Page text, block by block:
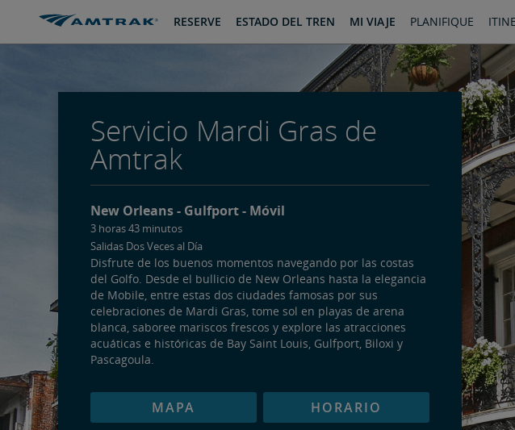
saltar
saltar RESERVE ESTADO DEL TREN MI VIAJE PLANIFIQUE
Servicio Mardi Gras de
Amtrak
New Orleans Gulfport Móvil
3 horas 43 minutos
Salidas Dos Veces al Día
Disfrute de los buenos momentos navegando por las costas
del Golfo. Desde el bullicio de New Orleans hasta la elegancia
de Mobile, entre estas dos ciudades famosas por sus
celebraciones de Mardi Gras, tome sol en playas de arena
blanca, saboree mariscos frescos y explore las atracciones
acuáticas e históricas de Bay Saint Louis, Gulfport, Biloxi y
Pascagoula.
MAPA HORARIO